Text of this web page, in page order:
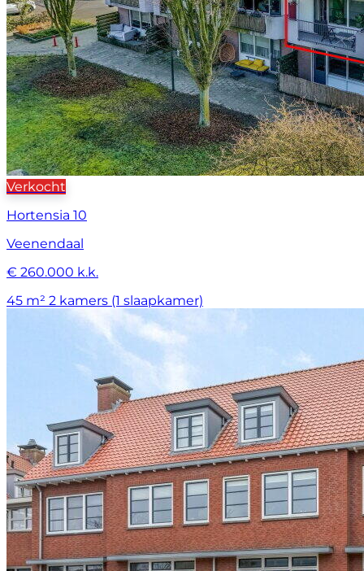
Verkocht
Hortensia 10
Veenendaal
€ 260.000 k.k.
45 m² 2 kamers (1 slaapkamer)